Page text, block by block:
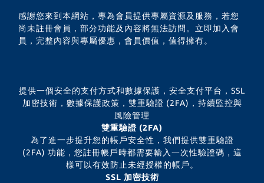
感謝您來到本網站，專為會員提供專屬資源及服務，若您
尚未註冊會員，部分功能及內容將無法訪問。立即加入會
員，完整內容與專屬優惠，會員價值，值得擁有。
提供一個安全的支付方式和數據保護，安全支付平台，SSL
加密技術，數據保護政策，雙重驗證 (2FA)，持續監控與
風險管理
雙重驗證 (2FA)
為了進一步提升您的帳戶安全性，我們提供雙重驗證
(2FA) 功能，您註冊帳戶時都需要輸入一次性驗證碼，這
樣可以有效防止未經授權的帳戶。
SSL 加密技術